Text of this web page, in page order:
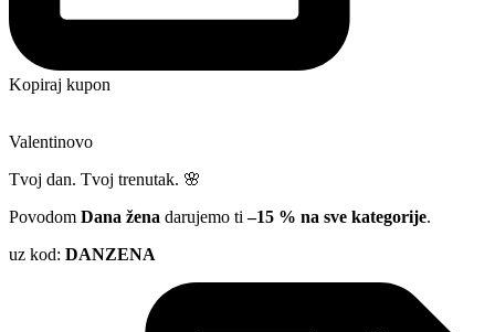
Kopiraj kupon
Valentinovo
Tvoj dan. Tvoj trenutak. 🌸
Povodom Dana žena darujemo ti–15 % na sve kategorije.
uz kod: DANZENA